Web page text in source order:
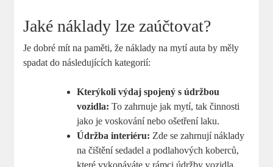
Jaké náklady lze zaúčtovat?
Je dobré mít na paměti, že náklady na mytí auta by měly
spadat do následujících kategorií:
Kterýkoli výdaj spojený s údržbou
vozidla: To zahrnuje jak mytí, tak činnosti
jako je voskování nebo ošetření laku.
Údržba interiéru: Zde se zahrnují náklady
na čištění sedadel a podlahových koberců,